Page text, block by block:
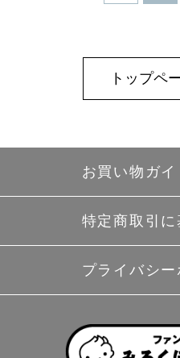
トップペ
お買い物ガイ
特定商取引
プライバシ